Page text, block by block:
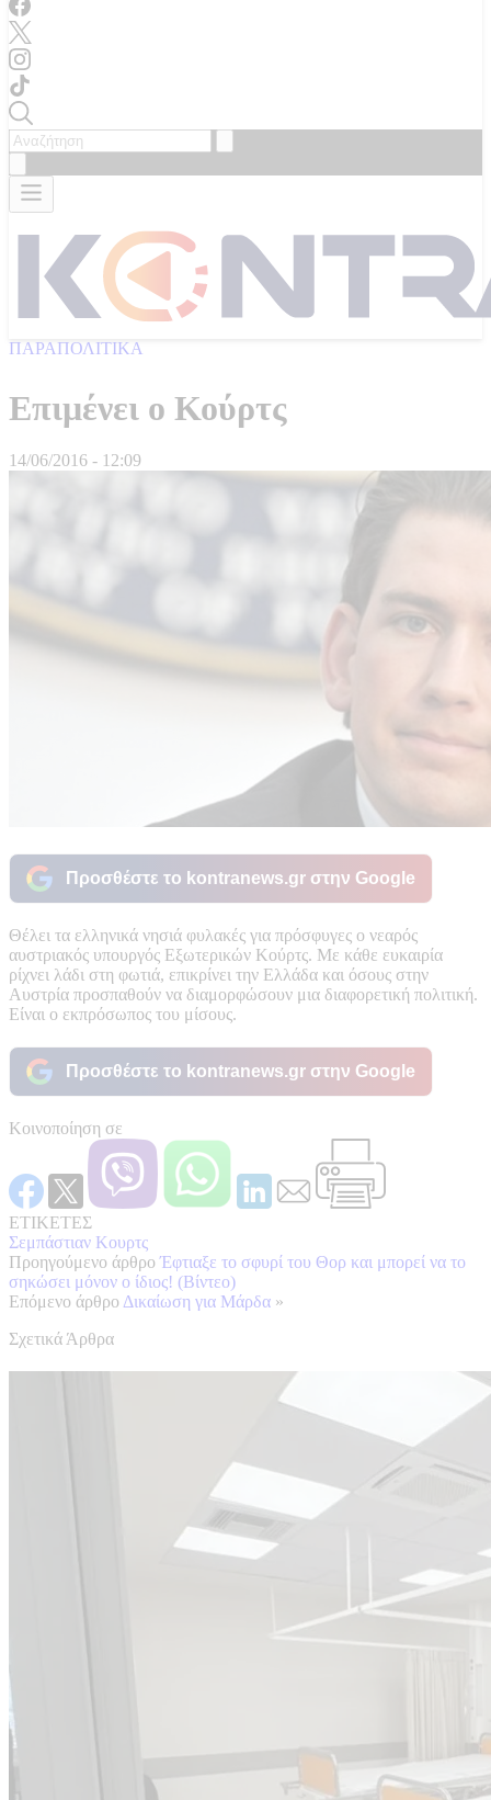
ΠΑΡΑΠΟΛΙΤΙΚΑ
Επιμένει ο Κούρτς
14/06/2016 - 12:09
Προσθέστε το kontranews.gr στην Google
Θέλει τα ελληνικά νησιά φυλακές για πρόσφυγες ο νεαρός
αυστριακός υπουργός Εξωτερικών Κούρτς. Με κάθε ευκαιρία
ρίχνει λάδι στη φωτιά, επικρίνει την Ελλάδα και όσους στην
Αυστρία προσπαθούν να διαμορφώσουν μια διαφορετική πολιτική.
Είναι ο εκπρόσωπος του μίσους.
Προσθέστε το kontranews.gr στην Google
Κοινοποίηση σε
ΕΤΙΚΕΤΕΣ
Σεμπάστιαν Κουρτς
Προηγούμενο άρθρο Έφτιαξε το σφυρί του Θορ και μπορεί να το
σηκώσει μόνον ο ίδιος! (Βίντεο)
Επόμενο άρθρο Δικαίωση για Μάρδα »
Σχετικά Άρθρα